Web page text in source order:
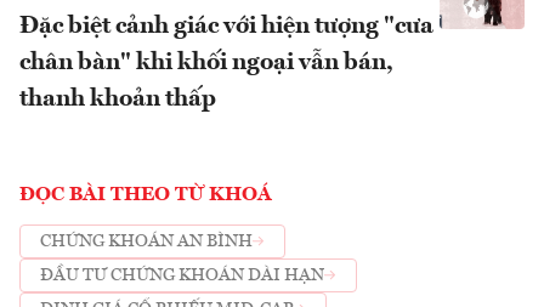
Đặc biệt cảnh giác với hiện tượng "cưa
chân bàn" khi khối ngoại vẫn bán,
thanh khoản thấp
ĐỌC BÀI THEO TỪ KHOÁ
CHỨNG KHOÁN AN BÌNH
ĐẦU TƯ CHỨNG KHOÁN DÀI HẠN